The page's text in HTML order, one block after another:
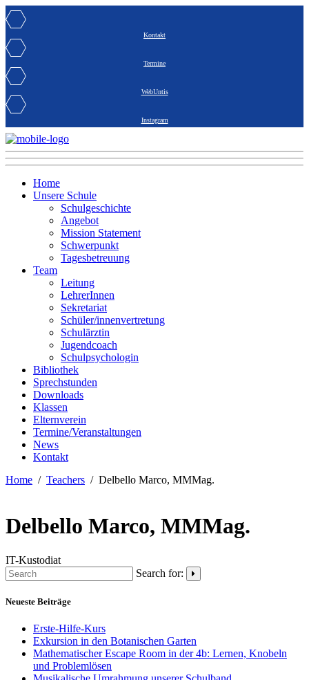
Kontakt
Termine
WebUntis
Instagram
Home
Unsere Schule
Schulgeschichte
Angebot
Mission Statement
Schwerpunkt
Tagesbetreuung
Team
Leitung
LehrerInnen
Sekretariat
Schüler/innenvertretung
Schulärztin
Jugendcoach
Schulpsychologin
Bibliothek
Sprechstunden
Downloads
Klassen
Elternverein
Termine/Veranstaltungen
News
Kontakt
Home
Teachers Delbello Marco, MMMag.
Delbello Marco, MMMag.
IT-Kustodiat
Search for:
Neueste Beiträge
Erste-Hilfe-Kurs
Exkursion in den Botanischen Garten
Mathematischer Escape Room in der 4b: Lernen, Knobeln
und Problemlösen